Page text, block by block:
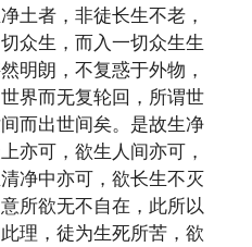
土者，非徒长生不老，
众生，而入一切众生生
明朗，不复惑于外物，
界而无复轮回，所谓世
而出世间矣。是故生净
亦可，欲生人间亦可，
净中亦可，欲长生不灭
所欲无不自在，此所以
理，徒为生死所苦，欲